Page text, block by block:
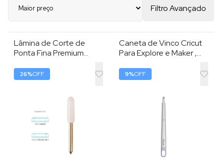
Filtro Avançado
Lâmina de Corte de
Ponta Fina Premium
Precisão
26%OFF
Caneta de Vinco Cricut
Para Explore e Maker ,
9%OFF